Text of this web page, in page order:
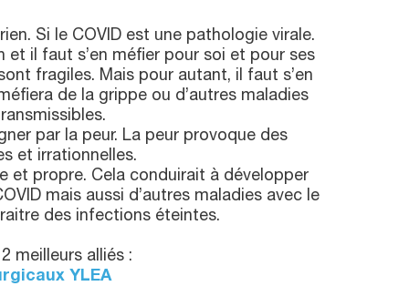
Si le COVID est une pathologie virale.
et il faut s’en méfier pour soi et pour ses
fragiles. Mais pour autant, il faut s’en
de la grippe ou d’autres maladies
par la peur. La peur provoque des
et irrationnelles.
et propre. Cela conduirait à développer
mais aussi d’autres maladies avec le
des infections éteintes.
meilleurs alliés :
YLEA